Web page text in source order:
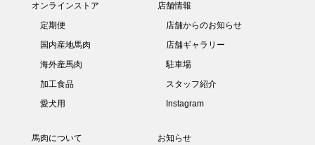
オンラインストア
定期便
国内産地馬肉
海外産馬肉
加工食品
愛犬用
店舗情報
店舗からのお知らせ
店舗ギャラリー
駐車場
スタッフ紹介
Instagram
馬肉について
お知らせ